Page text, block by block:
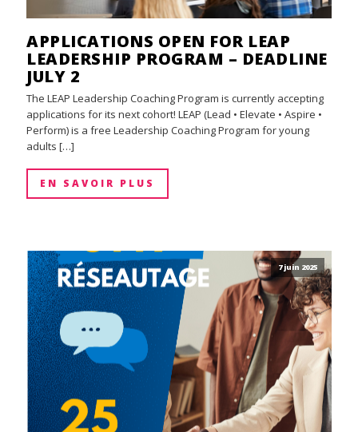
APPLICATIONS OPEN FOR LEAP
LEADERSHIP PROGRAM – DEADLINE
JULY 2
The LEAP Leadership Coaching Program is currently accepting
applications for its next cohort! LEAP (Lead • Elevate • Aspire •
Perform) is a free Leadership Coaching Program for young
adults […]
EN SAVOIR PLUS
7 juin 2025